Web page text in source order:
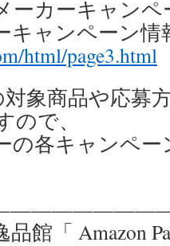
ーカーキャン
キャンペーン情
html/page3.html
象商品や応募
ので、
の各キャンペー
館「 Amazon